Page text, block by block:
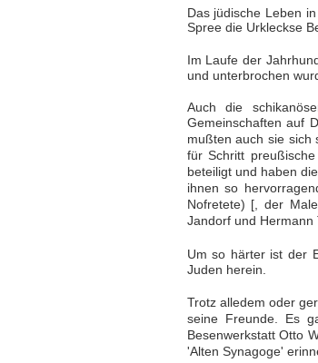
Das jüdische Leben
Spree die Urkleckse
Im Laufe der
und unterbrochen
Auch die
Gemeinschaften auf
mußten auch sie sich
für Schritt
beteiligt und haben
ihnen so
Nofretete) [, der
Jandorf und Hermann
Um so härter ist der
Juden herein.
Trotz alledem oder
seine Freunde. Es
Besenwerkstatt Otto
'Alten Synagoge'